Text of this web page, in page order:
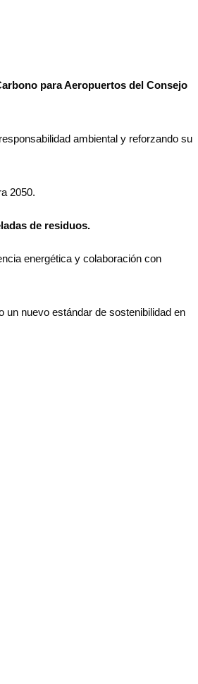
para Aeropuertos del Consejo
ambiental y reforzando su
2050.
de residuos.
energética y colaboración con
un nuevo estándar de sostenibilidad en